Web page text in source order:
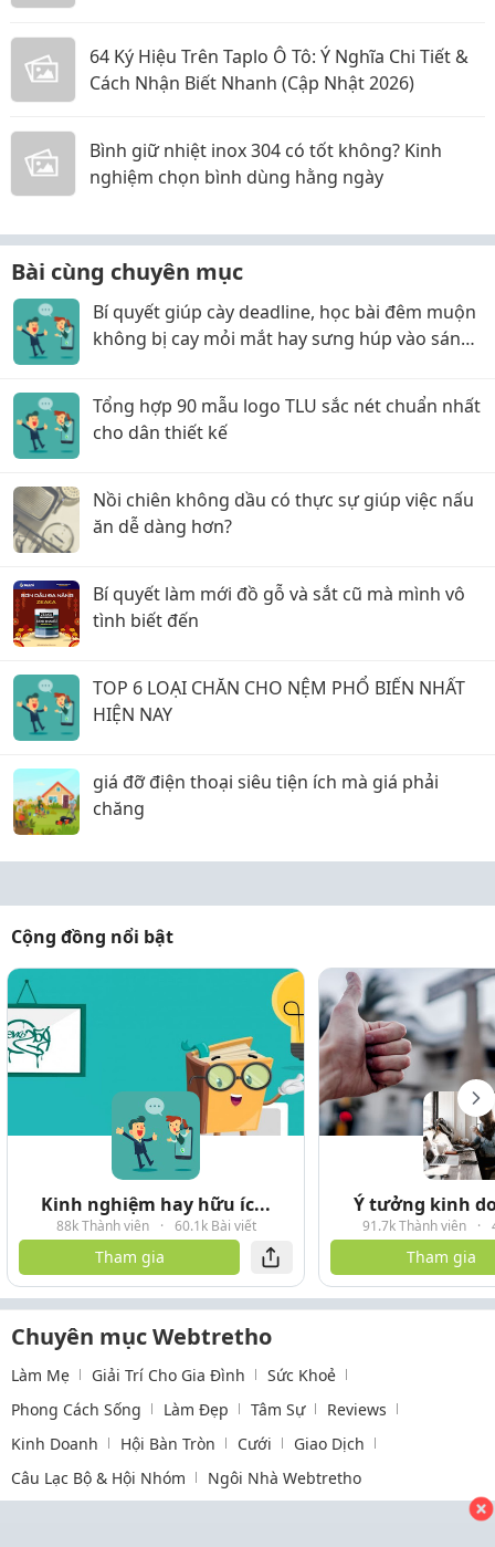
64 Ký Hiệu Trên Taplo Ô Tô: Ý Nghĩa Chi Tiết &
Cách Nhận Biết Nhanh (Cập Nhật 2026)
Bình giữ nhiệt inox 304 có tốt không? Kinh
nghiệm chọn bình dùng hằng ngày
Bài cùng chuyên mục
Bí quyết giúp cày deadline, học bài đêm muộn
không bị cay mỏi mắt hay sưng húp vào sáng
Tổng hợp 90 mẫu logo TLU sắc nét chuẩn nhất
cho dân thiết kế
Nồi chiên không dầu có thực sự giúp việc nấu
ăn dễ dàng hơn?
Bí quyết làm mới đồ gỗ và sắt cũ mà mình vô
tình biết đến
TOP 6 LOẠI CHĂN CHO NỆM PHỔ BIẾN NHẤT
HIỆN NAY
giá đỡ điện thoại siêu tiện ích mà giá phải
chăng
Cộng đồng nổi bật
Kinh nghiệm hay hữu íc...
88k Thành viên · 60.1k Bài viết
Tham gia
Ý tưởng kinh
91.7k Thành viên ·
Tham gia
Chuyên mục Webtretho
Làm Mẹ Giải Trí Cho Gia Đình
Sức Khoẻ
Phong Cách Sống
Làm Đẹp Tâm Sự
Reviews
Kinh Doanh
Hội Bàn Tròn Cưới
Giao Dịch
Câu Lạc Bộ & Hội Nhóm
Ngôi Nhà Webtretho